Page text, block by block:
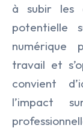
à subir les
potentielle
numérique
travail et
convient
l’impact